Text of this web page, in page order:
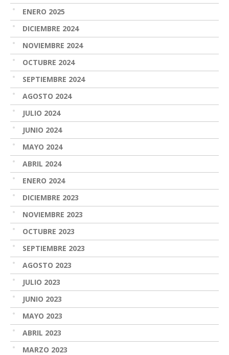
ENERO 2025
DICIEMBRE 2024
NOVIEMBRE 2024
OCTUBRE 2024
SEPTIEMBRE 2024
AGOSTO 2024
JULIO 2024
JUNIO 2024
MAYO 2024
ABRIL 2024
ENERO 2024
DICIEMBRE 2023
NOVIEMBRE 2023
OCTUBRE 2023
SEPTIEMBRE 2023
AGOSTO 2023
JULIO 2023
JUNIO 2023
MAYO 2023
ABRIL 2023
MARZO 2023